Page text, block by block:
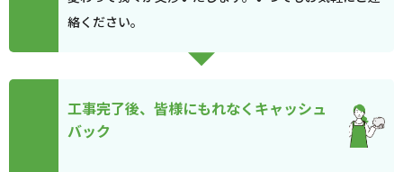
絡ください。
工事完了後、皆様にもれなくキャッシュ
バック